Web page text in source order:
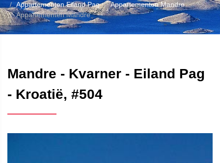
Appartementen Eiland Pag
Appartementen Mandre
Appartementen Mandre
Mandre - Kvarner - Eiland Pag
- Kroatië, #504